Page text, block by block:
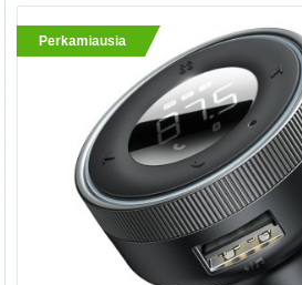
Perkamiausia